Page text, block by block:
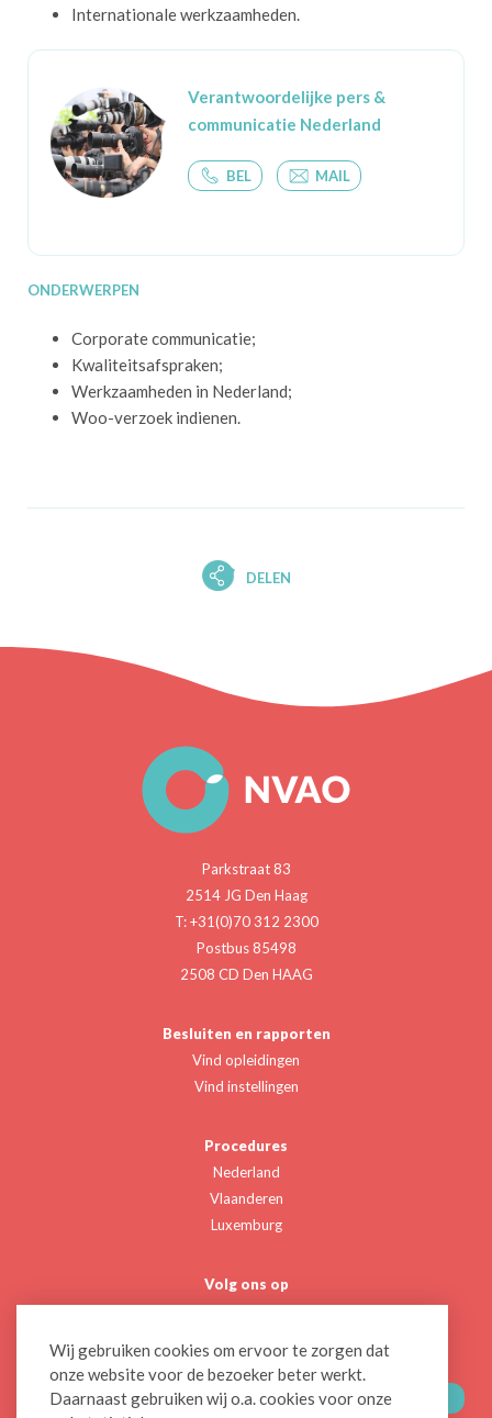
Internationale werkzaamheden.
Verantwoordelijke pers &
communicatie Nederland
BEL MAIL
ONDERWERPEN
Corporate communicatie;
Kwaliteitsafspraken;
Werkzaamheden in Nederland;
Woo-verzoek indienen.
DELEN
Wij gebruiken cookies om ervoor te zorgen dat
onze website voor de bezoeker beter werkt.
Daarnaast gebruiken wij o.a. cookies voor onze
Parkstraat 83
2514 JG Den Haag
T: +31(0)70 312 2300
Postbus 85498
2508 CD Den HAAG
Besluiten en rapporten
Vind opleidingen
Vind instellingen
Procedures
Nederland
Vlaanderen
Luxemburg
Volg ons op
Twitter
CONTACTEER ONS